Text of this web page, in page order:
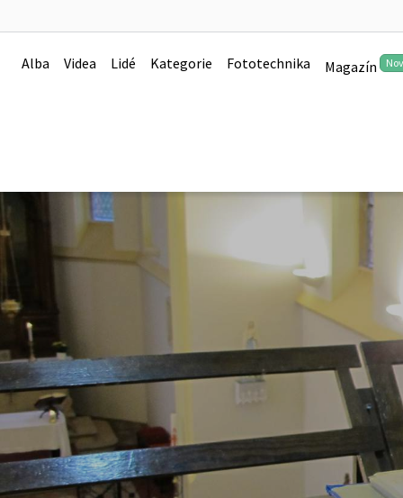
Alba Videa Lidé Kategorie Fototechnika Magazín